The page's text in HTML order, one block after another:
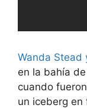
Wanda Stead
en la bahía
cuando
un iceberg en